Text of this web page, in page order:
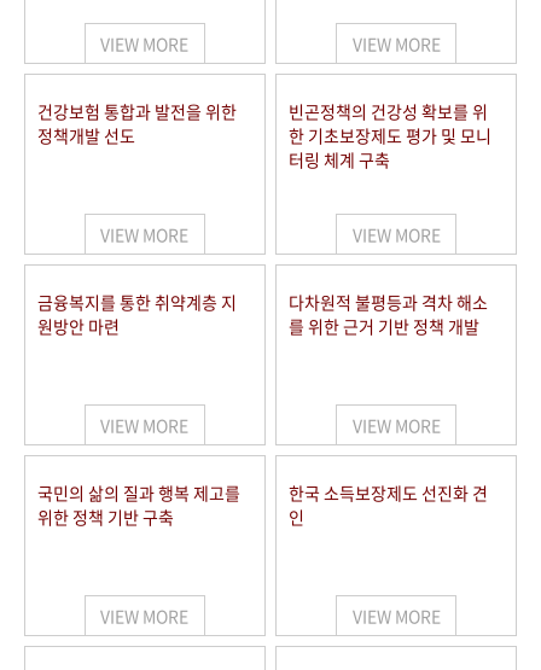
VIEW MORE VIEW MORE
건강보험 통합과 발전을 위한
정책개발 선도
VIEW MORE
빈곤정책의 건강성 확보를 위
한 기초보장제도 평가 및 모니
터링 체계 구축
VIEW MORE
금융복지를 통한 취약계층 지
원방안 마련
VIEW MORE
다차원적 불평등과 격차 해소
를 위한 근거 기반 정책 개발
VIEW MORE
국민의 삶의 질과 행복 제고를
위한 정책 기반 구축
VIEW MORE
한국 소득보장제도 선진화 견
인
VIEW MORE